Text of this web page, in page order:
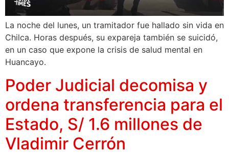
La noche del lunes, un tramitador fue hallado sin vida en
Chilca. Horas después, su expareja también se suicidó,
en un caso que expone la crisis de salud mental en
Huancayo.
Poder Judicial decomisa y
ordena transferencia para el
Estado, S/ 1.6 millones de
Vladimir Cerrón